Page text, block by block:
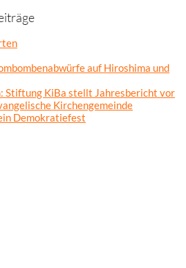
auf Hiroshima und
Stiftung KiBa stellt Jahresbericht vor
Kirchengemeinde
Demokratiefest